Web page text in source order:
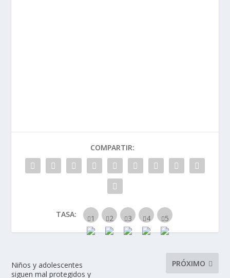
COMPARTIR:
TASA:
Niños y adolescentes
siguen mal protegidos y
PRÓXIMO